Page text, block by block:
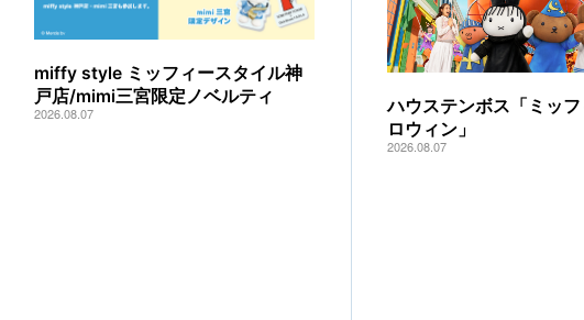
miffy style ミッフィースタイル神
戸店/mimi三宮限定ノベルティ
2026.08.07
ハウステンボス「ミッ
ロウィン」
2026.08.07